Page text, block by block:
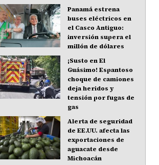
Panamá estrena
buses eléctricos en
el Casco Antiguo:
inversión supera el
millón de dólares
¡Susto en El
Guásimo! Espantoso
choque de camiones
deja heridos y
tensión por fugas de
gas
Alerta de seguridad
de EE.UU. afecta las
exportaciones de
aguacate desde
Michoacán